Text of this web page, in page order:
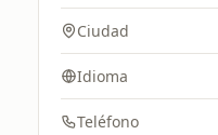
Ciudad
Idioma
Teléfono